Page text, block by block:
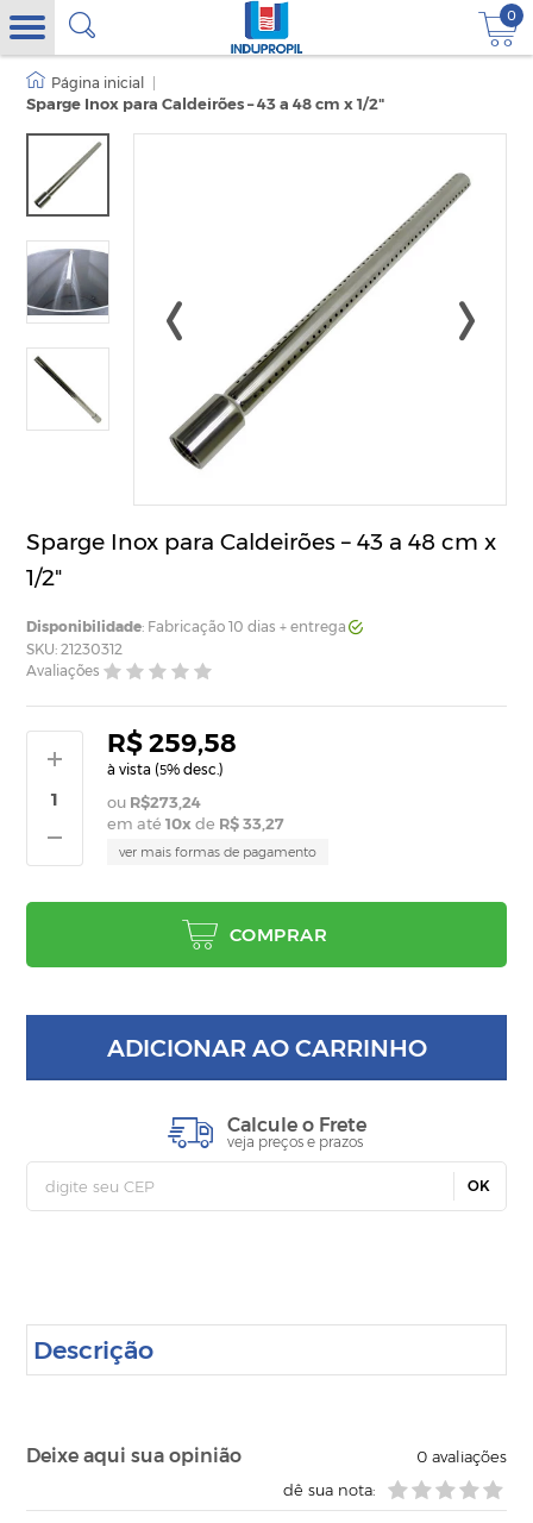
0
Sparge Inox para Caldeirões – 43 a 48 cm x 1/2"
Sparge Inox para Caldeirões – 43 a 48 cm x
1/2"
Disponibilidade: Fabricação 10 dias + entrega
SKU: 21230312
Avaliações
R$ 259,58
à vista (5% desc.)
R$273,24
em até10x de R$ 33,27
ver mais formas de pagamento
COMPRAR
ADICIONAR AO CARRINHO
Calcule o Frete
veja preços e prazos
OK
Descrição
Deixe aqui sua opinião 0avaliações
dê sua nota: